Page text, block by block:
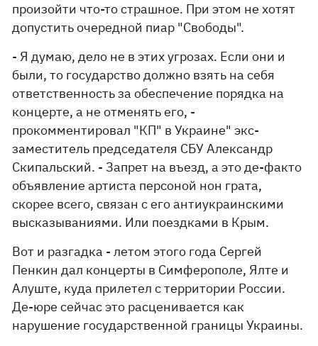
произойти что-то страшное. При этом не хотят
допустить очередной пиар "Свободы".
- Я думаю, дело не в этих угрозах. Если они и
были, то государство должно взять на себя
ответственность за обеспечение порядка на
концерте, а не отменять его, -
прокомментировал "КП" в Украине" экс-
заместитель председателя СБУ Александр
Скипальский. - Запрет на въезд, а это де-факто
объявление артиста персоной нон грата,
скорее всего, связан с его антиукраинскими
высказываниями. Или поездками в Крым.
Вот и разгадка - летом этого года Сергей
Пенкин дал концерты в Симферополе, Ялте и
Алуште, куда прилетел с территории России.
Де-юре сейчас это расценивается как
нарушение государственной границы Украины.